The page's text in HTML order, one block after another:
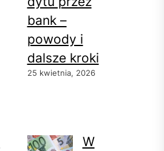
bank –
powody i
dalsze kroki
25 kwietnia, 2026
W